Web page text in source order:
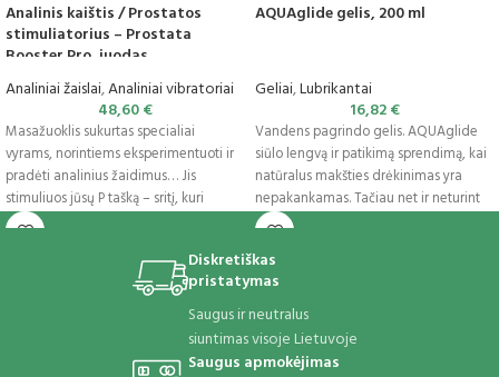
Analinis kaištis / Prostatos
stimuliatorius – Prostata
Booster Pro, juodas
Analiniai žaislai,Analiniai vibratoriai
48,60€
Masažuoklis sukurtas specialiai
vyrams, norintiems eksperimentuoti ir
pradėti analinius žaidimus… Jis
stimuliuos jūsų P tašką – sritį, kuri
kontroliuoja ir
AQUAglide gelis, 200 ml
Geliai,Lubrikantai
16,82€
Vandens pagrindo gelis. AQUAglide
siūlo lengvą ir patikimą sprendimą, kai
natūralus makšties drėkinimas yra
nepakankamas. Tačiau net ir neturint
šios
Diskretiškas
pristatymas
Saugus ir neutralus
siuntimas visoje Lietuvoje
Saugus apmokėjimas